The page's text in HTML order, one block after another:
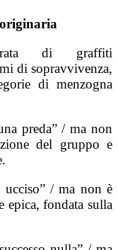
di graffiti
di sopravvivenza,
di menzogna
preda” / ma non
del gruppo e
/ ma non è
epica, fondata sulla